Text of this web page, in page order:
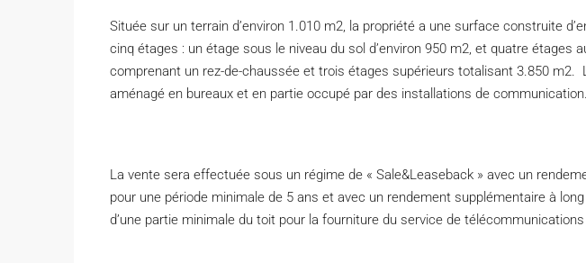
Située sur un terrain d’environ 1.010 m2, la propriété a une surface construite
cinq étages : un étage sous le niveau du sol d’environ 950 m2, et quatre étages
comprenant un rez-de-chaussée et trois étages supérieurs totalisant 3.850 m2.
aménagé en bureaux et en partie occupé par des installations de communication.
La vente sera effectuée sous un régime de « Sale&Leaseback » avec un
pour une période minimale de 5 ans et avec un rendement supplémentaire à
d’une partie minimale du toit pour la fourniture du service de